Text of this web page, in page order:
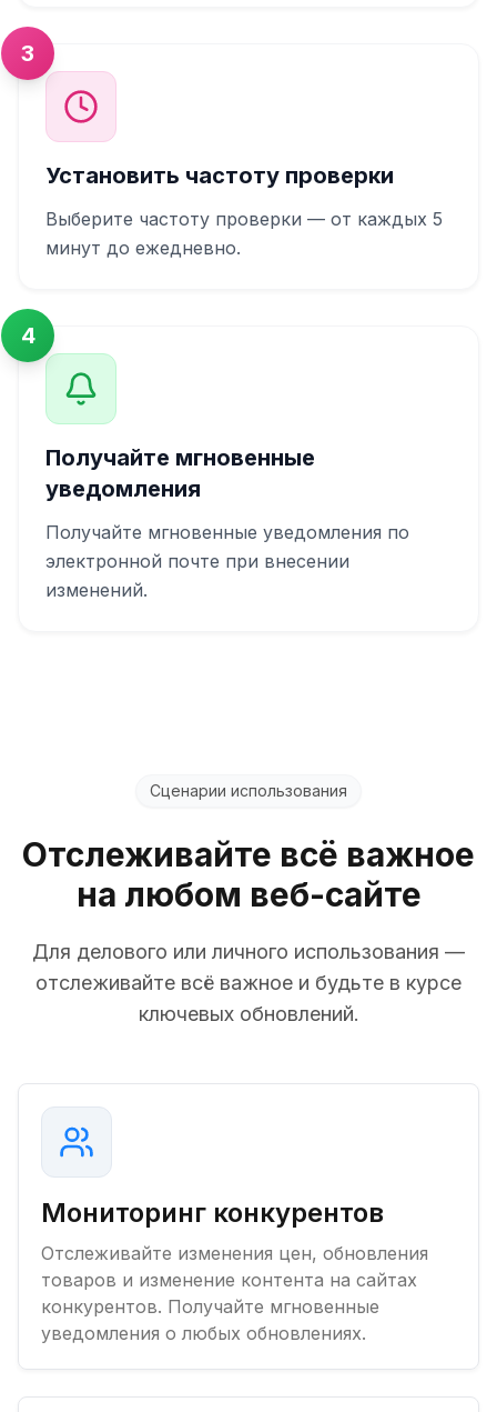
3
Установить частоту проверки
Выберите частоту проверки — от каждых 5
минут до ежедневно.
4
Получайте мгновенные
уведомления
Получайте мгновенные уведомления по
электронной почте при внесении
изменений.
Сценарии использования
Отслеживайте всё важное
на любом веб-сайте
Для делового или личного использования —
отслеживайте всё важное и будьте в курсе
ключевых обновлений.
Мониторинг конкурентов
Отслеживайте изменения цен, обновления
товаров и изменение контента на сайтах
конкурентов. Получайте мгновенные
уведомления о любых обновлениях.